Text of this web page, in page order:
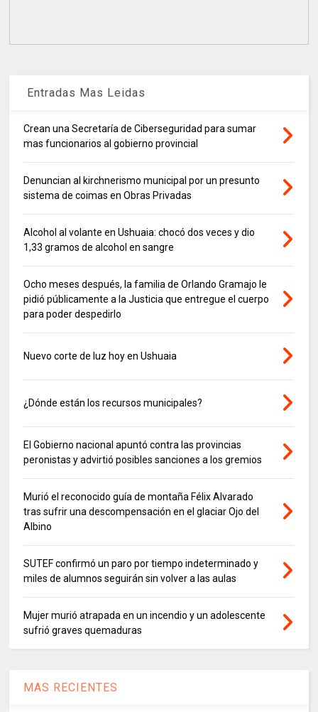
Entradas Mas Leidas
Crean una Secretaría de Ciberseguridad para sumar
mas funcionarios al gobierno provincial
Denuncian al kirchnerismo municipal por un presunto
sistema de coimas en Obras Privadas
Alcohol al volante en Ushuaia: chocó dos veces y dio
1,33 gramos de alcohol en sangre
Ocho meses después, la familia de Orlando Gramajo le
pidió públicamente a la Justicia que entregue el cuerpo
para poder despedirlo
Nuevo corte de luz hoy en Ushuaia
¿Dónde están los recursos municipales?
El Gobierno nacional apuntó contra las provincias
peronistas y advirtió posibles sanciones a los gremios
Murió el reconocido guía de montaña Félix Alvarado
tras sufrir una descompensación en el glaciar Ojo del
Albino
SUTEF confirmó un paro por tiempo indeterminado y
miles de alumnos seguirán sin volver a las aulas
Mujer murió atrapada en un incendio y un adolescente
sufrió graves quemaduras
MAS RECIENTES